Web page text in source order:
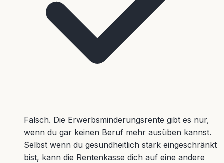
Falsch. Die Erwerbsminderungsrente gibt es nur,
wenn du gar keinen Beruf mehr ausüben kannst.
Selbst wenn du gesundheitlich stark eingeschränkt
bist, kann die Rentenkasse dich auf eine andere